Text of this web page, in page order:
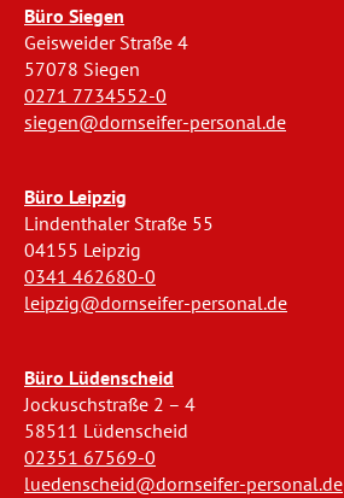
Büro Siegen
Geisweider Straße 4
57078 Siegen
0271 7734552-0
siegen@dornseifer-personal.de
Büro Leipzig
Lindenthaler Straße 55
04155 Leipzig
0341 462680-0
leipzig@dornseifer-personal.de
Büro Lüdenscheid
Jockuschstraße 2 – 4
58511 Lüdenscheid
02351 67569-0
luedenscheid@dornseifer-personal.de